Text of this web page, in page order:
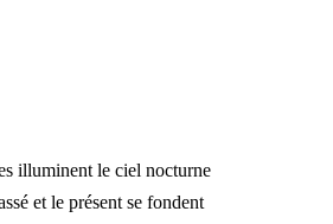
illuminent le ciel nocturne
et le présent se fondent